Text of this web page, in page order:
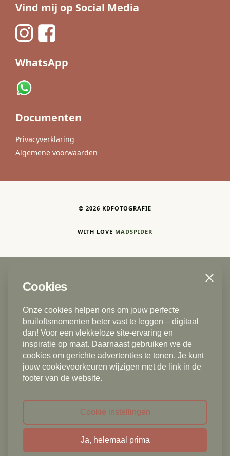
Vind mij op Social Media
WhatsApp
Documenten
Privacyverklaring
Algemene voorwaarden
© 2026 KDFOTOGRAFIE
WITH LOVE MADSPIDER
Den Haag - Delft - Voorburg - Rijswijk ZH -
Zoetermeer - Gouda - Rotterdam - Vlaardingen -
Leidschendam - Ermelo - Rotterdam - Schiedam -
Alphen aan den Rijn - Dordrecht - Scheveningen -
Naaldwijk - Westland - Monster - Poeldijk - 's
Gravenzande - Leiden - Leiderdorp - Boskoop -
Nootdorp - Pijnacker - De Lier - Voorschoten -
Wassenaar - Oegstgeest - Rijnsburg - Bollenstreek -
Sassenheim - Utrecht - Warmond - Katwijk aan Zee
Cookies
Onze cookies helpen ons om jouw perfecte
bruiloftsmomenten beter vast te leggen – digitaal
dan! Voor een vlekkeloze site-ervaring en
inspiratie op maat. Daarnaast gebruiken we de
cookies om gerichte advertenties te tonen. Je kunt
jouw cookievoorkeuren wijzigen met de link in de
footer van de website.
Close
Cookie instellingen
Ja, helemaal prima